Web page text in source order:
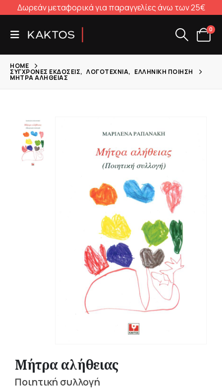
Δωρεάν μεταφορικά για παραγγελίες άνω των 25€
0
HOME
ΣΎΓΧΡΟΝΕΣ ΕΚΔΌΣΕΙΣ, ΛΟΓΟΤΕΧΝΊΑ, ΕΛΛΗΝΙΚΉ ΠΟΊΗΣΗ
ΜΉΤΡΑ ΑΛΉΘΕΙΑΣ
Μήτρα αλήθειας
Ποιητική συλλογή